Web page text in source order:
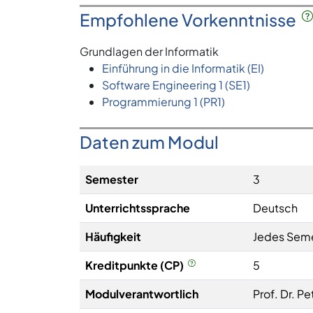
Empfohlene Vorkenntnisse
Grundlagen der Informatik
Einführung in die Informatik (EI)
Software Engineering 1 (SE1)
Programmierung 1 (PR1)
Daten zum Modul
Semester
3
Unterrichtssprache
Deutsch
Häufigkeit
Jedes
Kreditpunkte (CP)
5
Modulverantwortlich
Prof. Dr.